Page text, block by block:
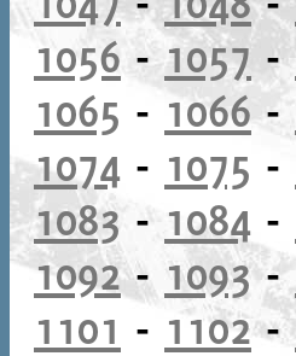
1056 -1057 -
1065 - 1066-
1074 - 1075 -
1083- 1084 -
1092- 1093-
1101 - 1102-